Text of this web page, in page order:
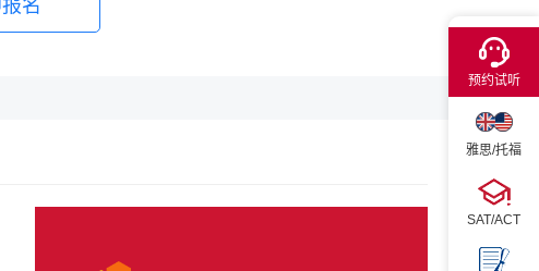
名
预约试听
雅思/托福
SAT/ACT
×